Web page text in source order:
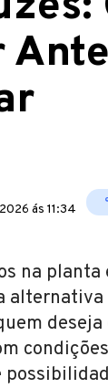
ás 11:34
na planta